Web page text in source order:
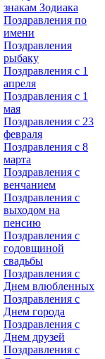
знакам Зодиака
Поздравления по
имени
Поздравления
рыбаку
Поздравления с 1
апреля
Поздравления с 1
мая
Поздравления с 23
февраля
Поздравления с 8
марта
Поздравления с
венчанием
Поздравления с
выходом на
пенсию
Поздравления с
годовщиной
свадьбы
Поздравления с
Днем влюбленных
Поздравления с
Днем города
Поздравления с
Днем друзей
Поздравления с